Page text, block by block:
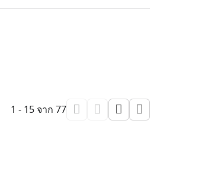
1 - 15 จาก 77